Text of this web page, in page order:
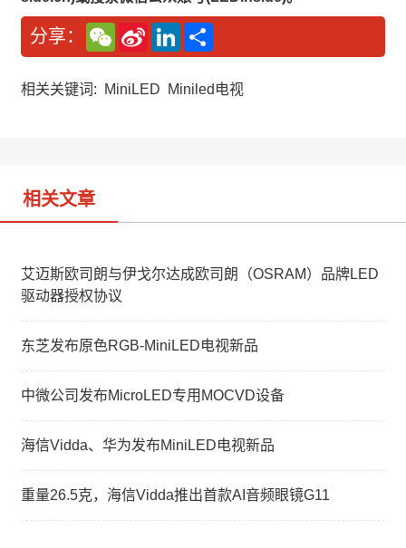
分享：
W
e
C
a
S
n
W
L
n
e
相关关键词: MiniLED Miniled电视
相关文章
艾迈斯欧司朗与伊戈尔达成欧司朗（OSRAM）品牌LED
驱动器授权协议
东芝发布原色RGB-MiniLED电视新品
中微公司发布MicroLED专用MOCVD设备
海信Vidda、华为发布MiniLED电视新品
重量26.5克，海信Vidda推出首款AI音频眼镜G11